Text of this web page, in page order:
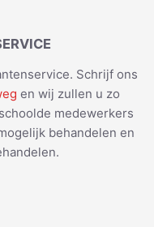
Schrijf ons
en wij zullen u zo
medewerkers
behandelen en